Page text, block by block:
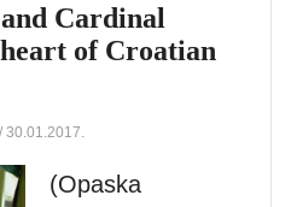
Cardinal
of Croatian
/ 30.01.2017.
(Opaska